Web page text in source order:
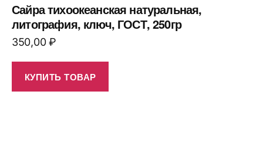
Сайра тихоокеанская натуральная,
литография, ключ, ГОСТ, 250гр
350,00₽
КУПИТЬ ТОВАР